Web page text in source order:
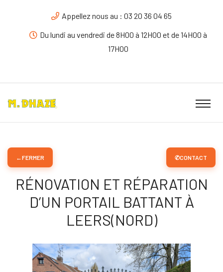
Appellez nous au : 03 20 36 04 65
Du lundi au vendredi de 8H00 à 12H00 et de 14H00 à
17H00
←FERMER
RÉNOVATION ET RÉPARATION
D’UN PORTAIL BATTANT À
LEERS(NORD)
✆CONTACT